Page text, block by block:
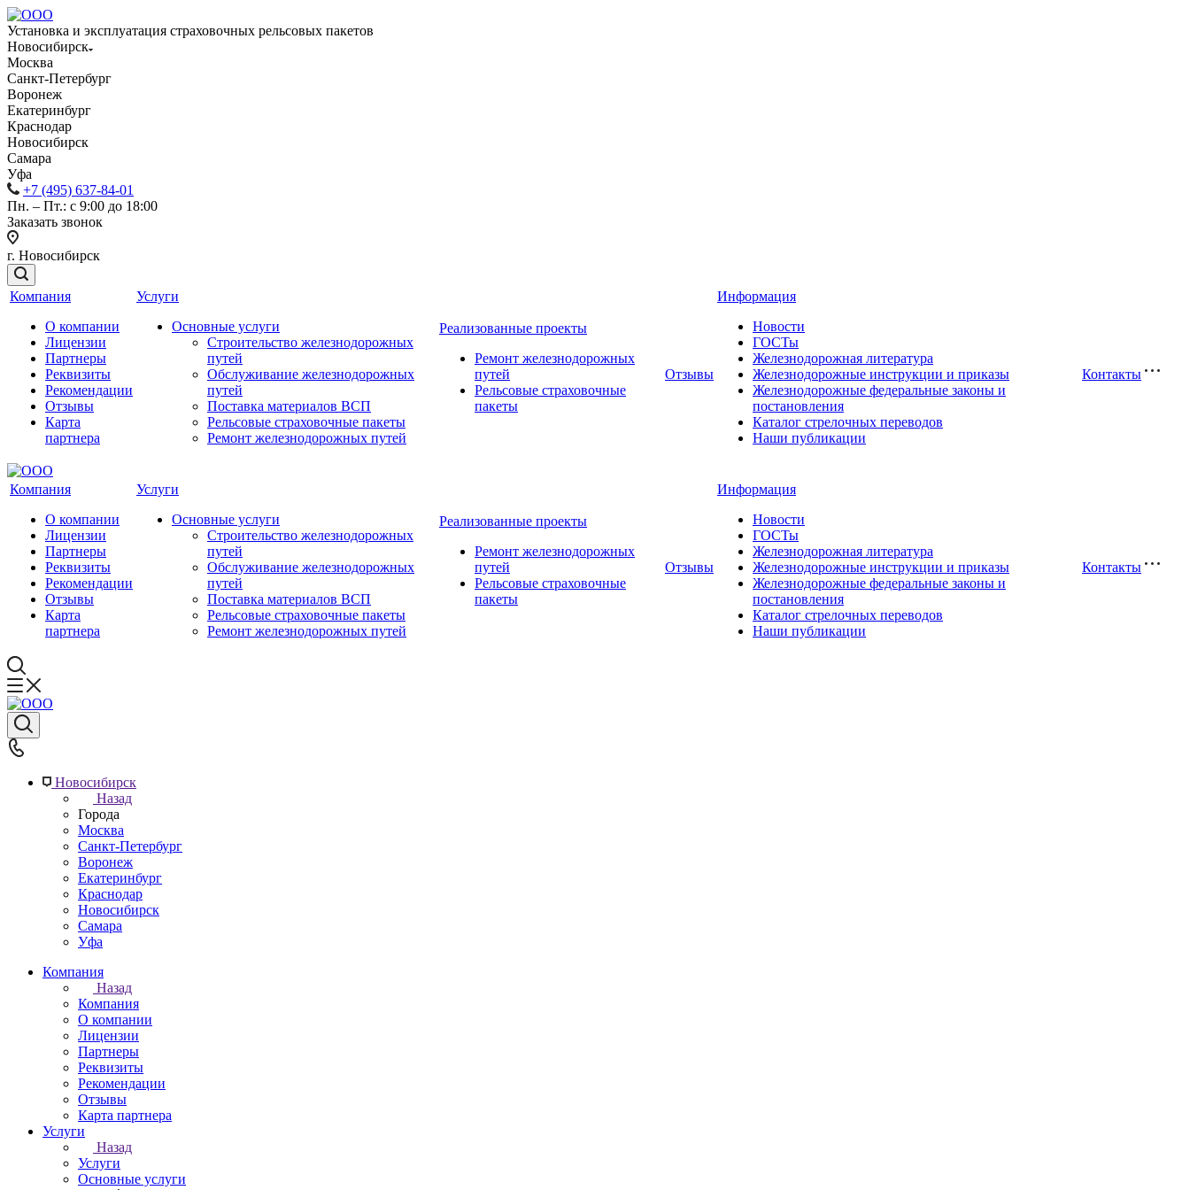
Установка и эксплуатация страховочных рельсовых пакетов
Новосибирск
Москва
Санкт-Петербург
Воронеж
Екатеринбург
Краснодар
Новосибирск
Самара
Уфа
+7 (495) 637-84-01
Пн. – Пт.: с 9:00 до 18:00
Заказать звонок
г. Новосибирск
Компания
О компании
Лицензии
Партнеры
Реквизиты
Рекомендации
Отзывы
Карта
партнера
Услуги
Основные услуги
Строительство железнодорожных
путей
Обслуживание железнодорожных
путей
Поставка материалов ВСП
Рельсовые страховочные пакеты
Ремонт железнодорожных путей
Реализованные проекты
Ремонт железнодорожных
путей
Рельсовые страховочные
пакеты
Отзывы
Информация
Новости
ГОСТы
Железнодорожная литература
Железнодорожные инструкции и приказы
Железнодорожные федеральные законы и
постановления
Каталог стрелочных переводов
Наши публикации
Контакты
Компания
О компании
Лицензии
Партнеры
Реквизиты
Рекомендации
Отзывы
Карта
партнера
Услуги
Основные услуги
Строительство железнодорожных
путей
Обслуживание железнодорожных
путей
Поставка материалов ВСП
Рельсовые страховочные пакеты
Ремонт железнодорожных путей
Реализованные проекты
Ремонт железнодорожных
путей
Рельсовые страховочные
пакеты
Отзывы
Информация
Новости
ГОСТы
Железнодорожная литература
Железнодорожные инструкции и приказы
Железнодорожные федеральные законы и
постановления
Каталог стрелочных переводов
Наши публикации
Контакты
Новосибирск
Назад
Города
Москва
Санкт-Петербург
Воронеж
Екатеринбург
Краснодар
Новосибирск
Самара
Уфа
Компания
Назад
Компания
О компании
Лицензии
Партнеры
Реквизиты
Рекомендации
Отзывы
Карта партнера
Услуги
Назад
Услуги
Основные услуги